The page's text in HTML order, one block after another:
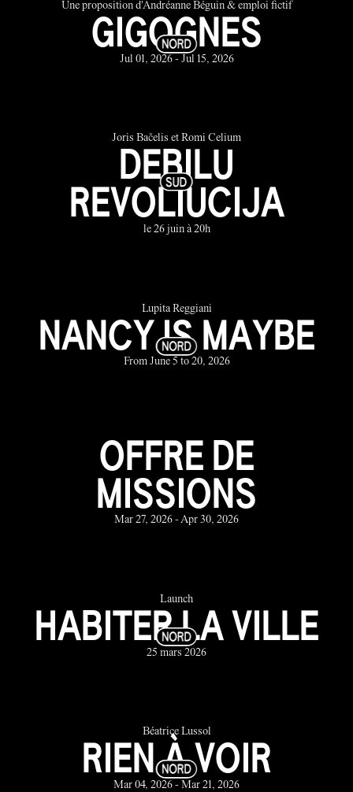
Une proposition d'Andréanne Béguin & emploi fictif
GIGOGNES
Jul 01, 2026 - Jul 15, 2026
Joris Bačelis et Romi Celium
DEBILU
REVOLIUCIJA
le 26 juin à 20h
Lupita Reggiani
NANCY IS MAYBE
From June 5 to 20, 2026
OFFRE DE
MISSIONS
Mar 27, 2026 - Apr 30, 2026
Launch
HABITER LA VILLE
25 mars 2026
Béatrice Lussol
RIEN À VOIR
Mar 04, 2026 - Mar 21, 2026